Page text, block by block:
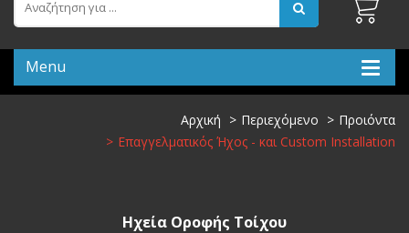
Menu
Αρχική Περιεχόμενο
Προιόντα
Επαγγελματικός Ήχος - και Custom Installation
Ηχεία Οροφής Τοίχου